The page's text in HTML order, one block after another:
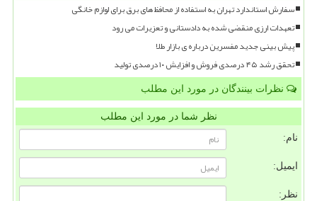
سفارش استاندارد تهران به استفاده از محافظ های برق برای لوازم خانگی
تعهدات ارزی منقضی شده به دادستانی و تعزیرات می رود
پیش بینی جدید مفسرین درباره ی بازار طلا
تحقق رشد ۴۵ درصدی فروش و افزایش ۱۰ درصدی تولید
نظرات بینندگان در مورد این مطلب
نظر شما در مورد این مطلب
نام:
ایمیل:
نظر: